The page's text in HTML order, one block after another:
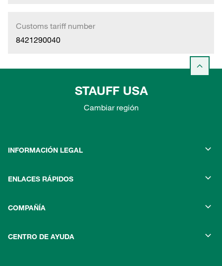
Customs tariff number
8421290040
STAUFF USA
Cambiar región
INFORMACIÓN LEGAL
ENLACES RÁPIDOS
COMPAÑÍA
CENTRO DE AYUDA